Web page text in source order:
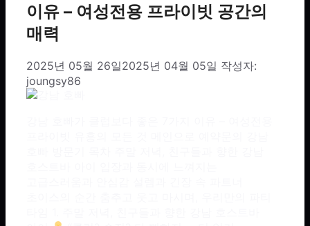
이유 – 여성전용 프라이빗 공간의
매력
2025년 05월 26일2025년 04월 05일 작성자:
joungsy86